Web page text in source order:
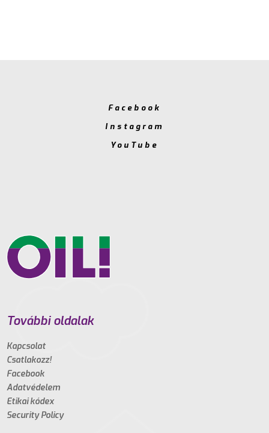
Facebook
Instagram
YouTube
További oldalak
Kapcsolat
Csatlakozz!
Facebook
Adatvédelem
Etikai kódex
Security Policy